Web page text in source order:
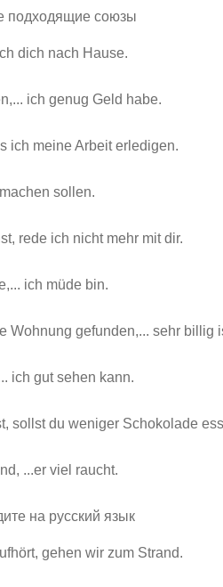
подходящие союзы
dich nach Hause.
ich genug Geld habe.
ich meine Arbeit erledigen.
sollen.
rede ich nicht mehr mit dir.
ich müde bin.
Wohnung gefunden,... sehr billig
ich gut sehen kann.
sollst du weniger Schokolade
...er viel raucht.
на русский язык
gehen wir zum Strand.